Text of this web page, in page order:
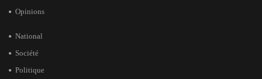
Opinions
National
Société
Politique